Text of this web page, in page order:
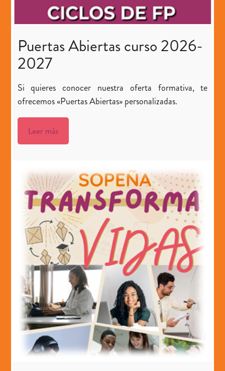
Puertas Abiertas curso 2026-
2027
Si quieres conocer nuestra oferta formativa, te
ofrecemos «Puertas Abiertas» personalizadas.
Leer más